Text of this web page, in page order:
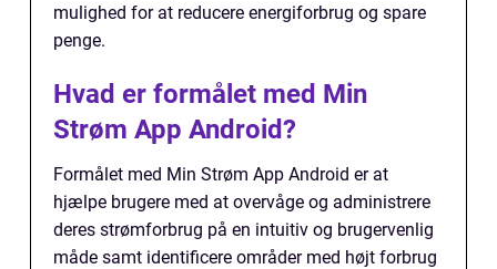
mulighed for at reducere energiforbrug og spare
penge.
Hvad er formålet med Min
Strøm App Android?
Formålet med Min Strøm App Android er at
hjælpe brugere med at overvåge og administrere
deres strømforbrug på en intuitiv og brugervenlig
måde samt identificere områder med højt forbrug